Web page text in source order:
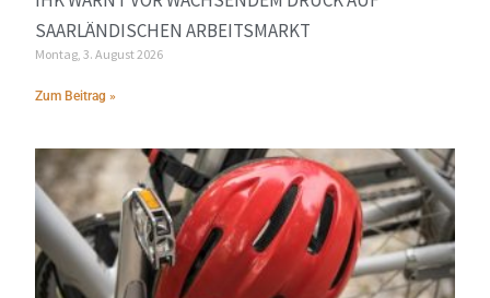
SAARLÄNDISCHEN ARBEITSMARKT
Montag, 3. August 2026
Zum Beitrag »